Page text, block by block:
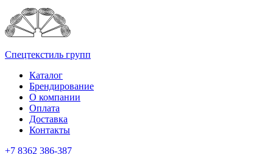
Спецтекстиль групп
Каталог
Брендирование
О компании
Оплата
Доставка
Контакты
+7 8362 386-387